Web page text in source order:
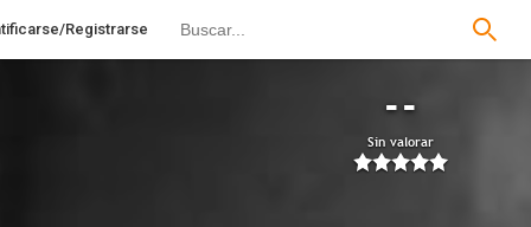
Registrarse
--
Sin valorar